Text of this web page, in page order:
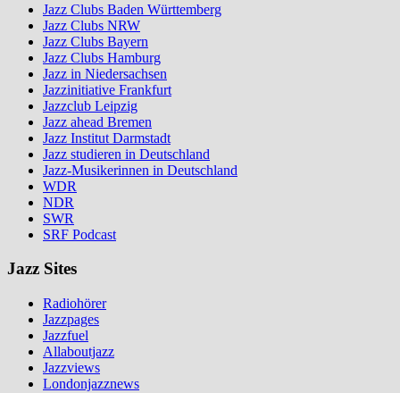
Jazz Clubs Baden Württemberg
Jazz Clubs NRW
Jazz Clubs Bayern
Jazz Clubs Hamburg
Jazz in Niedersachsen
Jazzinitiative Frankfurt
Jazzclub Leipzig
Jazz ahead Bremen
Jazz Institut Darmstadt
Jazz studieren in Deutschland
Jazz-Musikerinnen in Deutschland
WDR
NDR
SWR
SRF Podcast
Jazz Sites
Radiohörer
Jazzpages
Jazzfuel
Allaboutjazz
Jazzviews
Londonjazznews